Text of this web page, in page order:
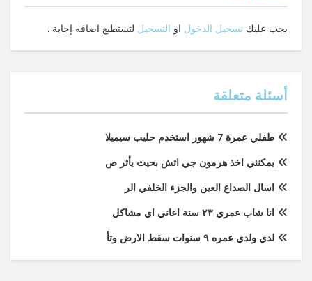
يجب عليك تسجيل الدخول او التسجيل لتستطيع اضافه إجابة .
أسئلة متعلقة
طفلي عمرة 7 شهور استخدم حليب سيميلا
يمكنني اخذ هرمون جي اتش بحيث يأثر ص
اسال الصداع العين والجزء الخلفي الر
انا شاب عمري ٢٣ سنة اعاني اي مشاكل
لدي ولدي عمره ٩ سنوات سقط الارض وتأ